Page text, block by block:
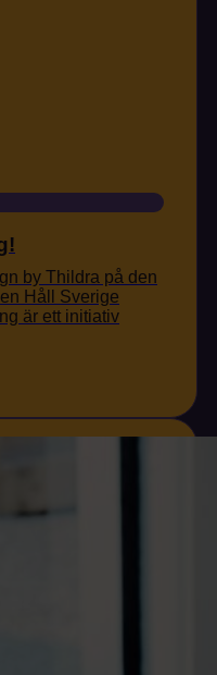
by Thildra på den
Håll Sverige
är ett initiativ